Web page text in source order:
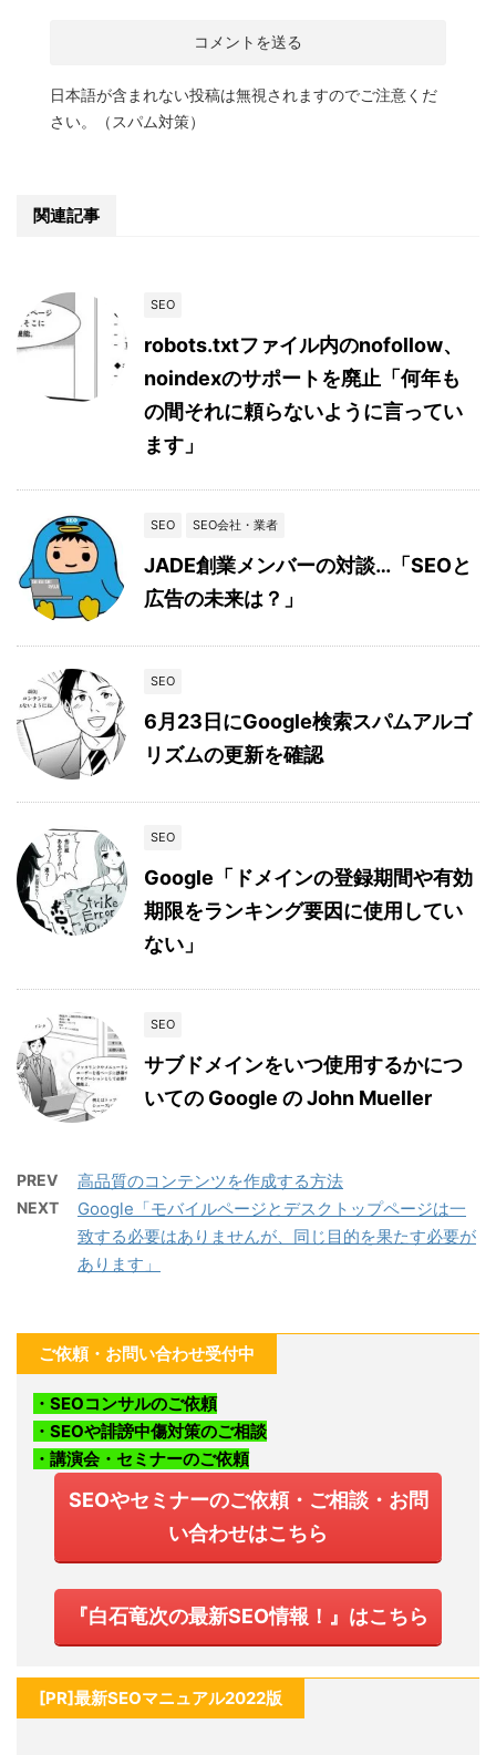
日本語が含まれない投稿は無視されますのでご注意くだ
さい。（スパム対策）
関連記事
SEO
robots.txtファイル内のnofollow、
noindexのサポートを廃止「何年も
の間それに頼らないように言ってい
ます」
SEO SEO会社・業者
JADE創業メンバーの対談…「SEOと
広告の未来は？」
SEO
6月23日にGoogle検索スパムアルゴ
リズムの更新を確認
SEO
Google「ドメインの登録期間や有効
期限をランキング要因に使用してい
ない」
SEO
サブドメインをいつ使用するかにつ
いての Google の John Mueller
PREV 高品質のコンテンツを作成する方法
NEXT
Google「モバイルページとデスクトップページは一
致する必要はありませんが、同じ目的を果たす必要が
あります」
ご依頼・お問い合わせ受付中
・SEOコンサルのご依頼
・SEOや誹謗中傷対策のご相談
・講演会・セミナーのご依頼
SEOやセミナーのご依頼・ご相談・お問
い合わせはこちら
『白石竜次の最新SEO情報！』はこちら
[PR]最新SEOマニュアル2022版